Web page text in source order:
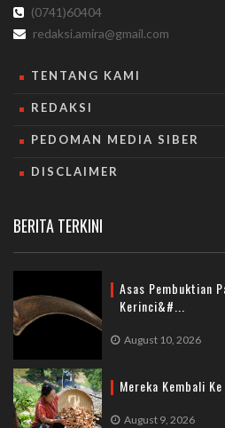
(0741)60404
redaksi.amira@gmail.com
TENTANG KAMI
REDAKSI
PEDOMAN MEDIA SIBER
DISCLAIMER
BERITA TERKINI
Asas Pembuktian
Kerinci&#...
August 10, 2026
Mereka Kembali Ke
August 9, 2026